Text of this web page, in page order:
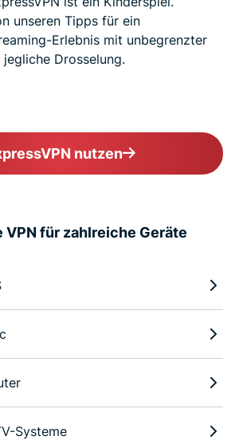
unseren Tipps für ein
Erlebnis mit unbegrenzter
Drosselung.
nutzen
VPN für zahlreiche Geräte
Systeme